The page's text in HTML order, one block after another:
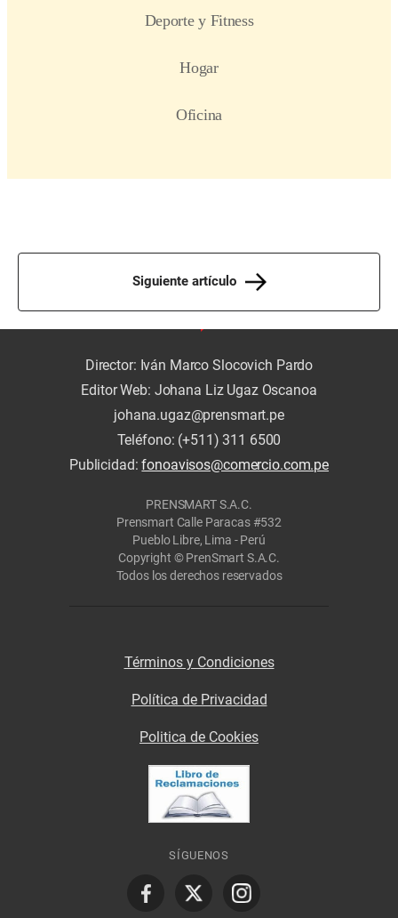
Siguiente artículo
Director: Iván Marco Slocovich Pardo
Editor Web: Johana Liz Ugaz Oscanoa
johana.ugaz@prensmart.pe
Teléfono: (+511) 311 6500
Publicidad:fonoavisos@comercio.com.pe
PRENSMART S.A.C.
Prensmart Calle Paracas #532
Pueblo Libre, Lima - Perú
Copyright © PrenSmart S.A.C.
Todos los derechos reservados
Términos y Condiciones
Política de Privacidad
Politica de Cookies
SÍGUENOS